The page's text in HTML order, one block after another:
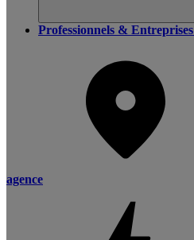
Professionnels & Entreprises
agence